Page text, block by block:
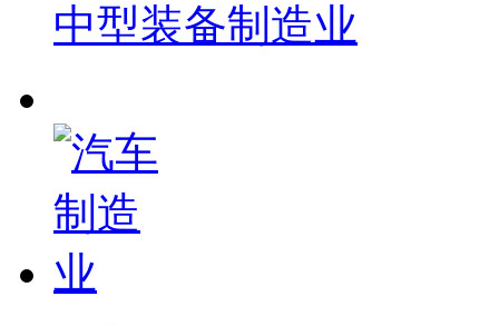
中型装备制造业